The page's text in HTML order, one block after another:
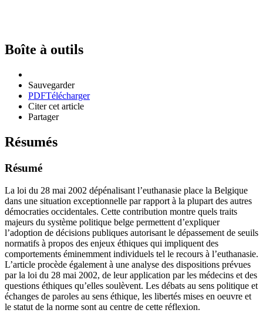
Boîte à outils
Sauvegarder
PDFTélécharger
Citer cet article
Partager
Résumés
Résumé
La loi du 28 mai 2002 dépénalisant l’euthanasie place la Belgique
dans une situation exceptionnelle par rapport à la plupart des autres
démocraties occidentales. Cette contribution montre quels traits
majeurs du système politique belge permettent d’expliquer
l’adoption de décisions publiques autorisant le dépassement de seuils
normatifs à propos des enjeux éthiques qui impliquent des
comportements éminemment individuels tel le recours à l’euthanasie.
L’article procède également à une analyse des dispositions prévues
par la loi du 28 mai 2002, de leur application par les médecins et des
questions éthiques qu’elles soulèvent. Les débats au sens politique et
échanges de paroles au sens éthique, les libertés mises en oeuvre et
le statut de la norme sont au centre de cette réflexion.